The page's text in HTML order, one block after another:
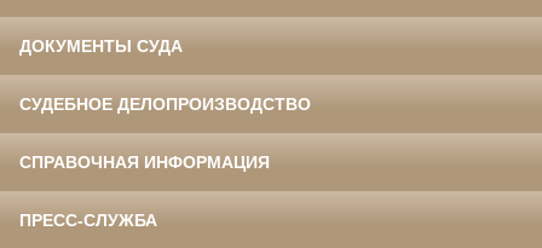
ДОКУМЕНТЫ СУДА
СУДЕБНОЕ ДЕЛОПРОИЗВОДСТВО
СПРАВОЧНАЯ ИНФОРМАЦИЯ
ПРЕСС-СЛУЖБА